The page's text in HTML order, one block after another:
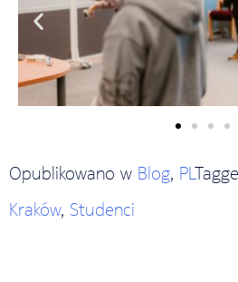
Opublikowano w Blog, PL
Kraków, Studenci